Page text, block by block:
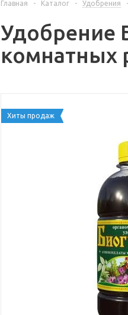
Главная - Каталог - Удобрения -
Удобрение
комнатных
Хиты продаж